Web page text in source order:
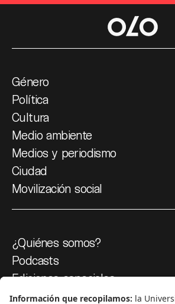
Género
Política
Cultura
Medio ambiente
Medios y periodismo
Ciudad
Movilización social
¿Quiénes somos?
Podcasts
Ediciones especiales
Proyectos 070